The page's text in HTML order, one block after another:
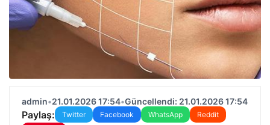
admin•21.01.2026 17:54•Güncellendi: 21.01.2026 17:54
Paylaş: Twitter Facebook WhatsApp
Reddit